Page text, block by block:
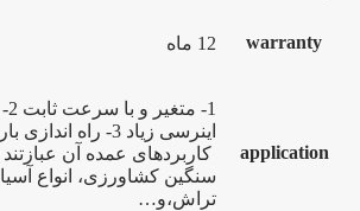
warranty 12 ماه
application
اینرسی زیاد 3- راه
کاربردهای عمده آن
سنگین کشاورزی، انواع
تراش،و…